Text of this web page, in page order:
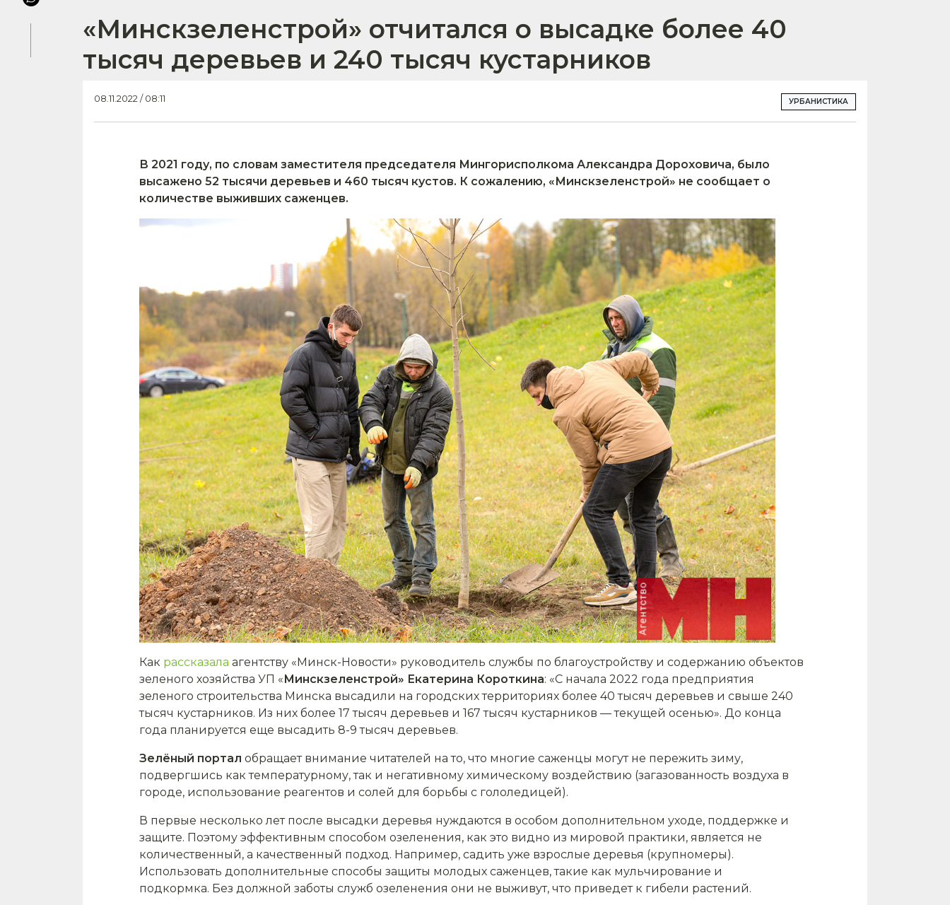
«Минскзеленстрой» отчитался о высадке более 40
тысяч деревьев и 240 тысяч кустарников
08.11.2022 / 08:11 УРБАНИСТИКА
В 2021 году, по словам заместителя председателя Мингорисполкома Александра Дороховича, было
высажено 52 тысячи деревьев и 460 тысяч кустов. К сожалению, «Минскзеленстрой» не сообщает о
количестве выживших саженцев.
Как рассказала агентству «Минск-Новости» руководитель службы по благоустройству и содержанию объектов
зеленого хозяйства УП « Минскзеленстрой» Екатерина Короткина: «С начала 2022 года предприятия
зеленого строительства Минска высадили на городских территориях более 40 тысяч деревьев и свыше 240
тысяч кустарников. Из них более 17 тысяч деревьев и 167 тысяч кустарников — текущей осенью». До конца
года планируется еще высадить 8-9 тысяч деревьев.
Зелёный портал обращает внимание читателей на то, что многие саженцы могут не пережить зиму,
подвергшись как температурному, так и негативному химическому воздействию (загазованность воздуха в
городе, использование реагентов и солей для борьбы с гололедицей).
В первые несколько лет после высадки деревья нуждаются в особом дополнительном уходе, поддержке и
защите. Поэтому эффективным способом озеленения, как это видно из мировой практики, является не
количественный, а качественный подход. Например, садить уже взрослые деревья (крупномеры).
Использовать дополнительные способы защиты молодых саженцев, такие как мульчирование и
подкормка. Без должной заботы служб озеленения они не выживут, что приведет к гибели растений.